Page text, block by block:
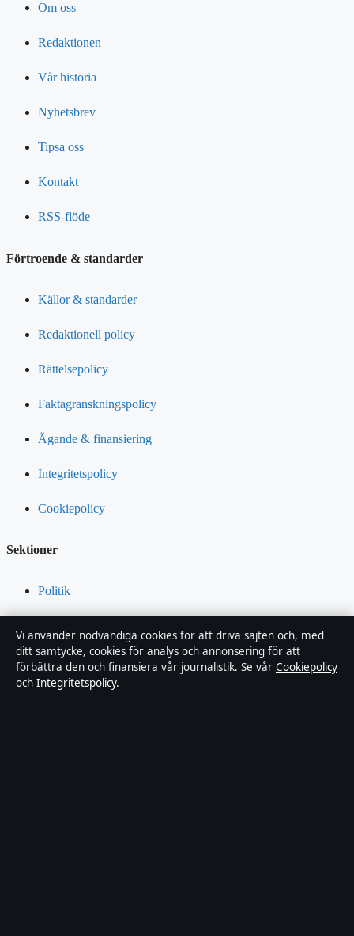
Om oss
Redaktionen
Vår historia
Nyhetsbrev
Tipsa oss
Kontakt
RSS-flöde
Förtroende & standarder
Källor & standarder
Redaktionell policy
Rättelsepolicy
Faktagranskningspolicy
Ägande & finansiering
Integritetspolicy
Cookiepolicy
Sektioner
Politik
Teknik
Vi använder nödvändiga cookies för att driva sajten och, med
ditt samtycke, cookies för analys och annonsering för att
förbättra den och finansiera vår journalistik. Se vår Cookiepolicy
och Integritetspolicy.